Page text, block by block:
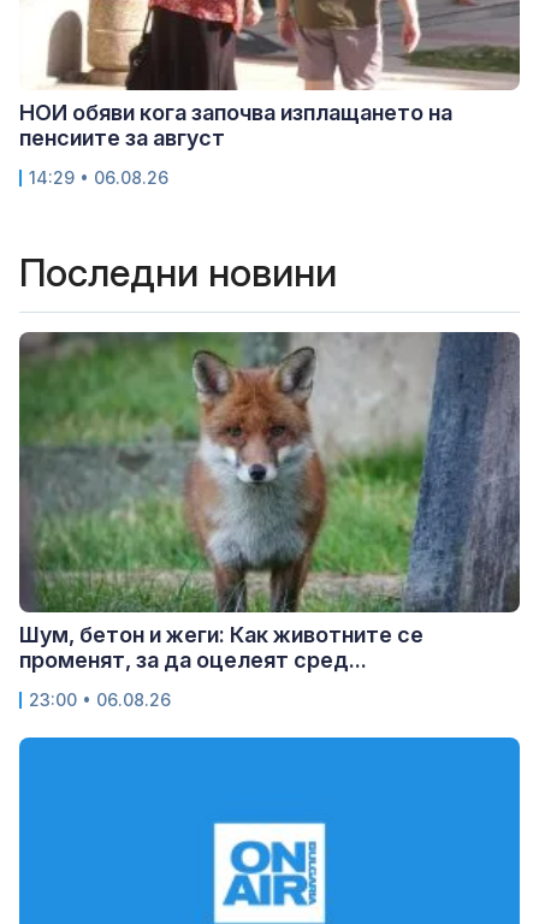
НОИ обяви кога започва изплащането на
пенсиите за август
14:29 • 06.08.26
Последни новини
Шум, бетон и жеги: Как животните се
променят, за да оцелеят сред...
23:00 • 06.08.26